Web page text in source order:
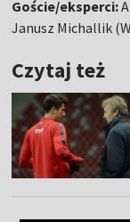
Goście/eksperci:
Janusz Michallik
Czytaj też